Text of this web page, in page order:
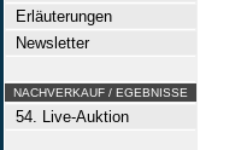
Erläuterungen
Newsletter
NACHVERKAUF / EGEBNISSE
54. Live-Auktion